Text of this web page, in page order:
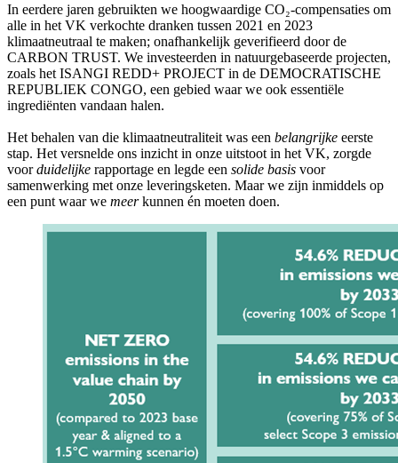
In eerdere jaren gebruikten we hoogwaardige CO₂-compensaties om
alle in het VK verkochte dranken tussen 2021 en 2023
klimaatneutraal te maken; onafhankelijk geverifieerd door de
CARBON TRUST. We investeerden in natuurgebaseerde projecten,
zoals het ISANGI REDD+ PROJECT in de DEMOCRATISCHE
REPUBLIEK CONGO, een gebied waar we ook essentiële
ingrediënten vandaan halen.
Het behalen van die klimaatneutraliteit was een belangrijke eerste
stap. Het versnelde ons inzicht in onze uitstoot in het VK, zorgde
voorduidelijke rapportage en legde een solide basis voor
samenwerking met onze leveringsketen. Maar we zijn inmiddels op
een punt waar we meerkunnen én moeten doen.